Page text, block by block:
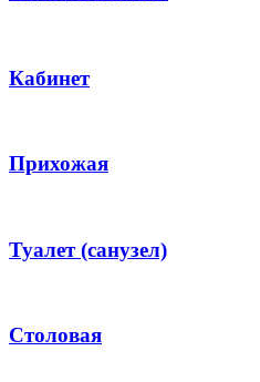
Кабинет
Прихожая
Туалет (санузел)
Столовая